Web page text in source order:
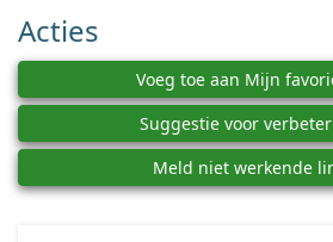
Acties
Voeg toe aan Mijn
Suggestie voor
Meld niet werkende